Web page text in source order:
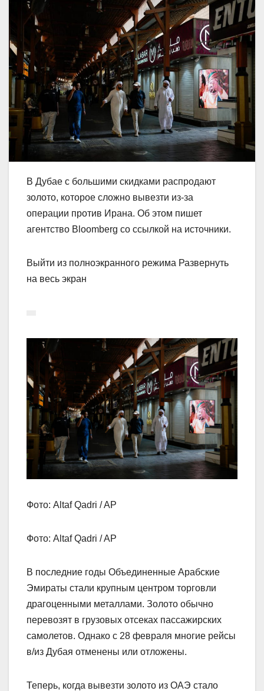
В Дубае с большими скидками распродают
золото, которое сложно вывезти из-за
операции против Ирана. Об этом пишет
агентство Bloomberg со ссылкой на источники.
Выйти из полноэкранного режима Развернуть
на весь экран
Фото: Altaf Qadri / AP
Фото: Altaf Qadri / AP
В последние годы Объединенные Арабские
Эмираты стали крупным центром торговли
драгоценными металлами. Золото обычно
перевозят в грузовых отсеках пассажирских
самолетов. Однако с 28 февраля многие рейсы
в/из Дубая отменены или отложены.
Теперь, когда вывезти золото из ОАЭ стало